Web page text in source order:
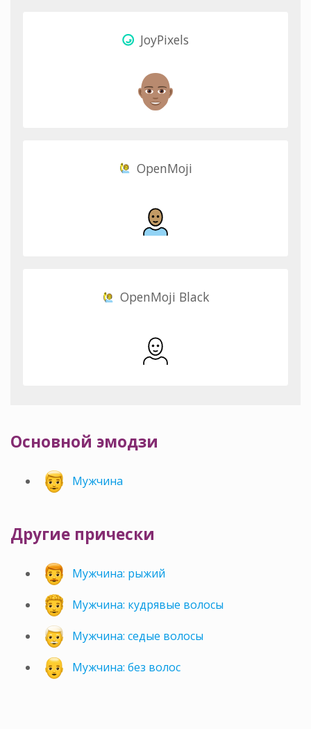
JoyPixels
OpenMoji
OpenMoji Black
Основной эмодзи
Мужчина
Другие прически
Мужчина: рыжий
Мужчина: кудрявые волосы
Мужчина: седые волосы
Мужчина: без волос